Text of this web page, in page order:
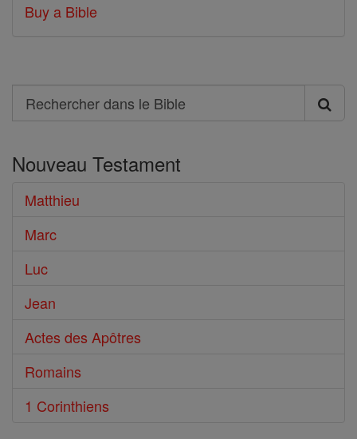
Buy a Bible
Search
Rechercher
le
Bible
Nouveau Testament
Matthieu
Marc
Luc
Jean
Actes des Apôtres
Romains
1 Corinthiens